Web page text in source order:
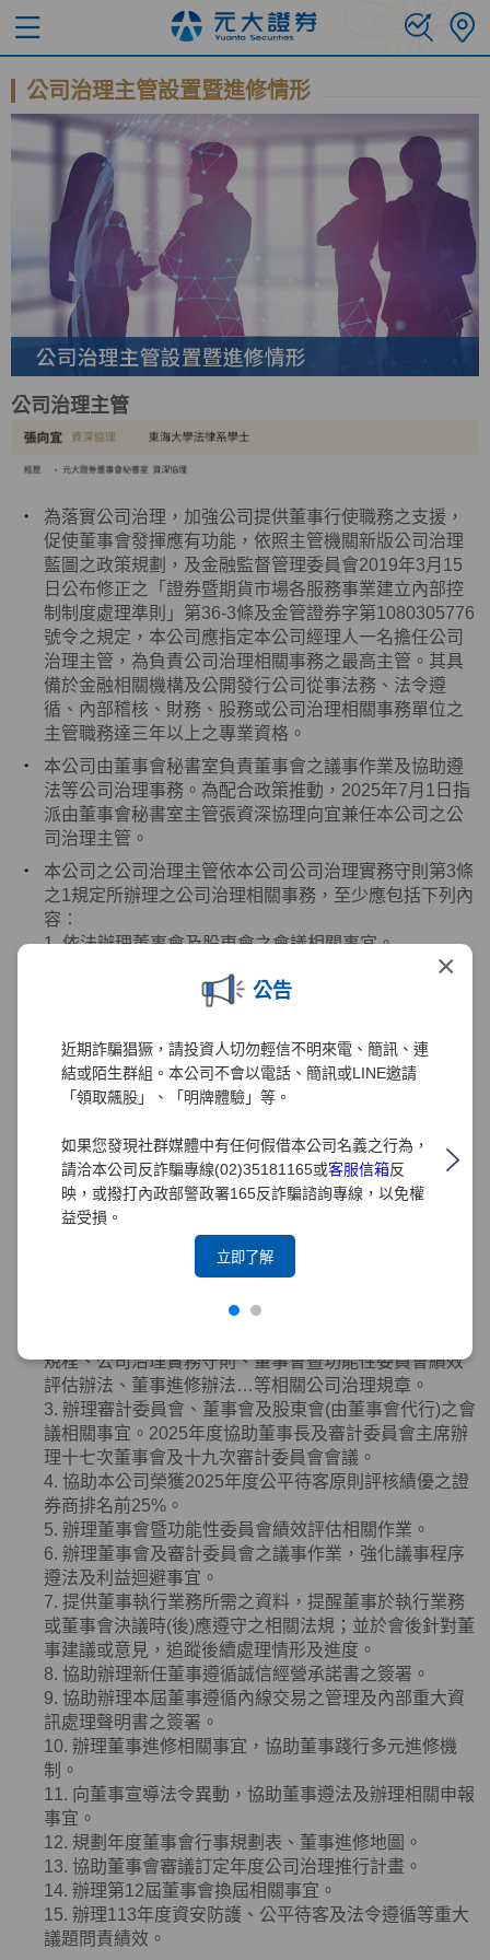
×
公告
近期詐騙猖獗，請投資人切勿輕信不明來電、簡訊、連
結或陌生群組。本公司不會以電話、簡訊或LINE邀請
「領取飆股」、「明牌體驗」等。
如果您發現社群媒體中有任何假借本公司名義之行為，
請洽本公司反詐騙專線(02)35181165或客服信箱反
映，或撥打內政部警政署165反詐騙諮詢專線，以免權
益受損。
立即了解
公司治理主管設置暨進修情形
公司治理主管
為落實公司治理，加強公司提供董事行使職務之支援，
促使董事會發揮應有功能，依照主管機關新版公司治理
藍圖之政策規劃，及金融監督管理委員會2019年3月 15
日公布修正之「證券暨期貨市場各服務事業建立內部控
制制度處理準則」第36-3條及金管證券字第1080305776
號令之規定，本公司應指定本公司經理人一名擔任公司
治理主管，為負責公司治理相關事務之最高主管。其具
備於金融相關機構及公開發行公司從事法務、法令遵
循、內部稽核、財務、股務或公司治理相關事務單位之
主管職務達三年以上之專業資格。
本公司由董事會秘書室負責董事會之議事作業及協助遵
法等公司治理事務。為配合政策推動， 2025年7月 1 日指
派由董事會秘書室主管張資深協理向宜兼任本公司之公
司治理主管。
本公司之公司治理主管依本公司公司治理實務守則第3條
之1 規定所辦理之公司治理相關事務，至少應包括下列內
容：
1. 依法辦理董事會及股東會之會議相關事宜。
含獨立董事
就任及持續進修。
5. 協助董事(含獨立董事 遵循法令。
6. 向董事會報告其就獨立董事於選任時及任職期間內資
格是否符合相關法令規章之檢視結果。
應即通知本公司及公司治理主管。本公司或公司治理主
管接獲通知，應依相關法令規章辦理。
8. 其他依公司章程或契約所訂定之事項等。
2025年度業務執行情形如下：
1. 協助董事會審議有關公司治理、公平待客、誠信經
營、智慧財產權、永續發展及ESG
2. 督導辦理董事會相關重要規範適時研修調整，包括修
規程、公司治理實務守則、董事會暨功能性委員會績效
評估辦法、董事進修辦法…等相關公司治理規章。
3. 辦理審計委員會、董事會及股東會(由董事會代行)之會
議相關事宜。 2025年度協助董事長及審計委員會主席辦
理十七次董事會及十九次審計委員會會議。
4. 協助本公司榮獲2025年度公平待客原則評核績優之證
券商排名前25% 。
5. 辦理董事會暨功能性委員會績效評估相關作業。
6. 辦理董事會及審計委員會之議事作業，強化議事程序
遵法及利益迴避事宜。
7. 提供董事執行業務所需之資料，提醒董事於執行業務
或董事會決議時(後)應遵守之相關法規；並於會後針對董
事建議或意見，追蹤後續處理情形及進度。
8. 協助辦理新任董事遵循誠信經營承諾書之簽署。
9. 協助辦理本屆董事遵循內線交易之管理及內部重大資
訊處理聲明書之簽署。
10. 辦理董事進修相關事宜，協助董事踐行多元進修機
制。
11. 向董事宣導法令異動，協助董事遵法及辦理相關申報
事宜。
12. 規劃年度董事會行事規劃表、董事進修地圖。
13. 協助董事會審議訂定年度公司治理推行計畫。
14. 辦理第12屆董事會換屆相關事宜。
15. 辦理113年度資安防護、公平待客及法令遵循等重大
議題問責績效。